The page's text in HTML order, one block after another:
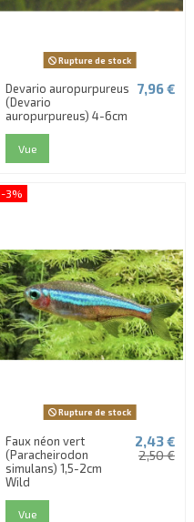
Rupture de stock
Devario auropurpureus
(Devario
auropurpureus) 4-6cm
7,96 €
Vue
-3%
Rupture de stock
Faux néon vert
(Paracheirodon
simulans) 1,5-2cm
Wild
2,43 €
2,50 €
Vue